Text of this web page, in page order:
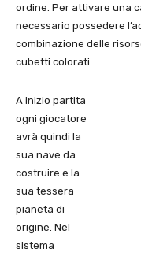
ordine. Per attivare una
necessario possedere
combinazione delle
cubetti colorati.
A inizio partita
ogni giocatore
avrà quindi la
sua nave da
costruire e la
sua tessera
pianeta di
origine. Nel
sistema